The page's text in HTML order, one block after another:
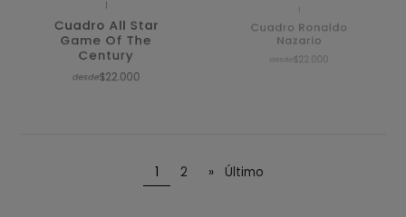
Cuadro All Star
Game Of The
Century
desde$22.000
Cuadro Ronaldo
Nazario
desde$22.000
1 2 » Último